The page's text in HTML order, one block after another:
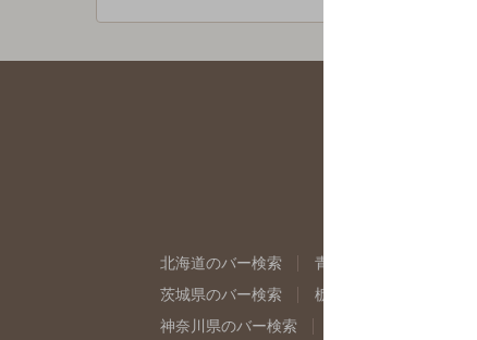
北海道のバー検索 青森県のバー検索
茨城県のバー検索
栃木県のバー検索
神奈川県のバー検索